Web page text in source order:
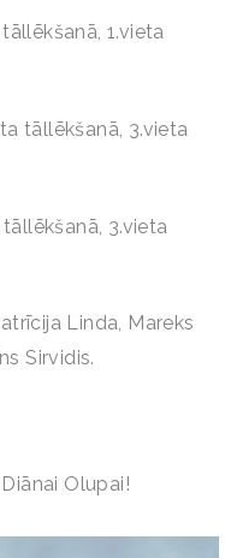
1.vieta
tāllēkšanā, 3.vieta
3.vieta
Linda, Mareks
Sirvidis.
Olupai!